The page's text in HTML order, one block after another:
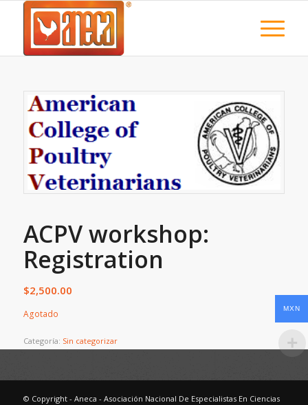
ACPV workshop:
Registration
$2,500.00
Agotado
Categoría: Sin categorizar
© Copyright - Aneca - Asociación Nacional De Especialistas En Ciencias
MXN